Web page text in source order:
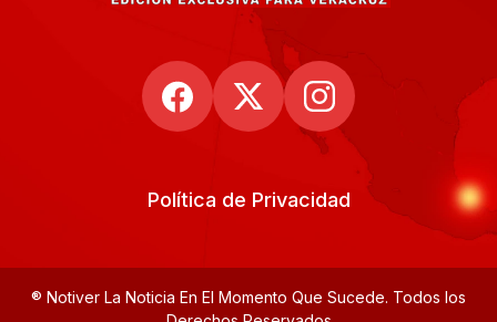
Política de Privacidad
® Notiver La Noticia En El Momento Que Sucede. Todos los